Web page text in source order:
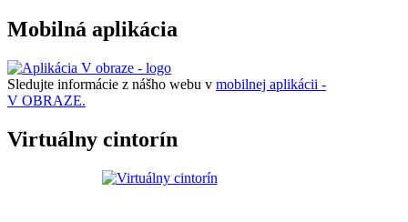
Mobilná aplikácia
Sledujte informácie z nášho webu v mobilnej aplikácii -
V OBRAZE.
Virtuálny cintorín